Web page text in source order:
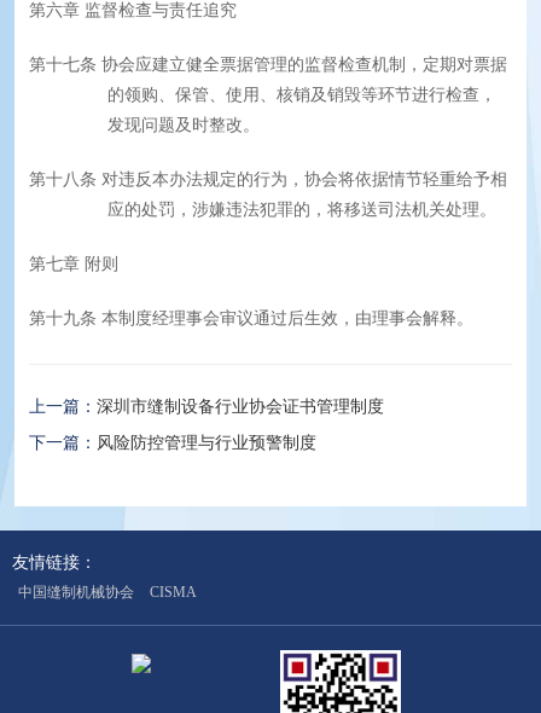
第六章 监督检查与责任追究
第十七条 协会应建立健全票据管理的监督检查机制，定期对票据
的领购、保管、使用、核销及销毁等环节进行检查，
发现问题及时整改。
第十八条 对违反本办法规定的行为，协会将依据情节轻重给予相
应的处罚，涉嫌违法犯罪的，将移送司法机关处理。
第七章 附则
第十九条 本制度经理事会审议通过后生效，由理事会解释。
上一篇： 深圳市缝制设备行业协会证书管理制度
下一篇： 风险防控管理与行业预警制度
友情链接：
中国缝制机械协会 CISMA